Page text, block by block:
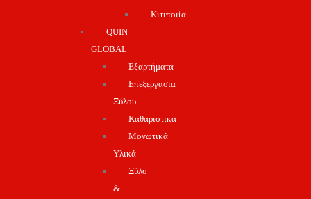
Κιτιποιία
QUIN
GLOBAL
Εξαρτήματα
Επεξεργασία
Ξύλου
Καθαριστικά
Μονωτικά
Υλικά
Ξύλο
&